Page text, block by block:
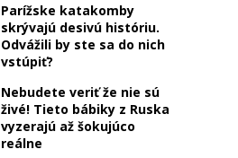
Parížske katakomby
skrývajú desivú históriu.
Odvážili by ste sa do nich
vstúpiť?
Nebudete veriť že nie sú
živé! Tieto bábiky z Ruska
vyzerajú až šokujúco
reálne